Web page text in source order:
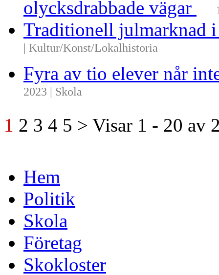
olycksdrabbade vägar
Traditionell julmarknad
| Kultur/Konst/Lokalhistoria
Fyra av tio elever når
2023 | Skola
1 2 3 4 5 > Visar 1 - 20 av
Hem
Politik
Skola
Företag
Skokloster